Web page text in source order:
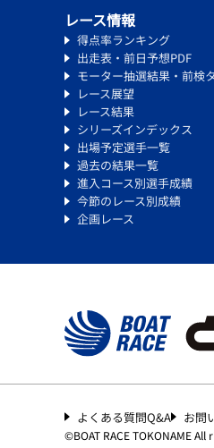
レース情報
得点率ランキング
出走表・前日予想PDF
モーター抽選結果・前検
レース展望
レース結果
シリーズインデックス
出場予定選手一覧
過去の結果一覧
進入コース別選手成績
今節のレース別成績
企画レース
よくある質問Q&A お問
©︎BOAT RACE TOKONAME